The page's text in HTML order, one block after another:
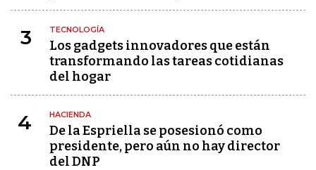
3 TECNOLOGÍA
Los gadgets innovadores que están
transformando las tareas cotidianas
del hogar
4 HACIENDA
De la Espriella se posesionó como
presidente, pero aún no hay director
del DNP